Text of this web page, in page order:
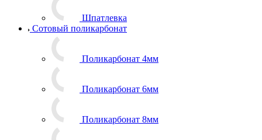
Шпатлевка
Сотовый поликарбонат
Поликарбонат 4мм
Поликарбонат 6мм
Поликарбонат 8мм